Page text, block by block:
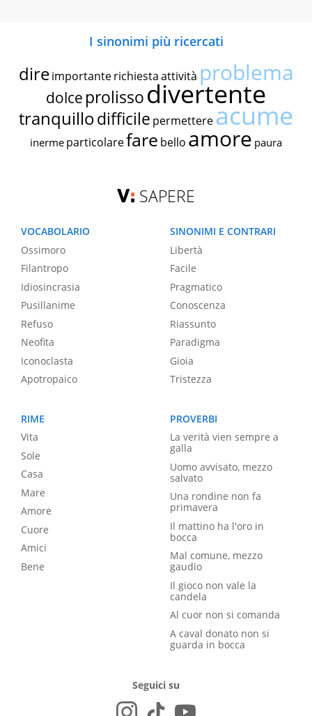
I sinonimi più ricercati
dire importante richiestaattività problema
dolce prolissodivertente
tranquillodifficile permettereacume
inerme particolarefare bello amore paura
SAPERE
VOCABOLARIO
Ossimoro
Filantropo
Idiosincrasia
Pusillanime
Refuso
Neofita
Iconoclasta
Apotropaico
SINONIMI E CONTRARI
Libertà
Facile
Pragmatico
Conoscenza
Riassunto
Paradigma
Gioia
Tristezza
RIME
Vita
Sole
Casa
Mare
Amore
Cuore
Amici
Bene
PROVERBI
La verità vien sempre a
galla
Uomo avvisato, mezzo
salvato
Una rondine non fa
primavera
Il mattino ha l'oro in
bocca
Mal comune, mezzo
gaudio
Il gioco non vale la
candela
Al cuor non si comanda
A caval donato non si
guarda in bocca
Seguici su